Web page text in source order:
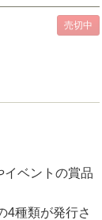
ベントの賞品
4種類が発行さ